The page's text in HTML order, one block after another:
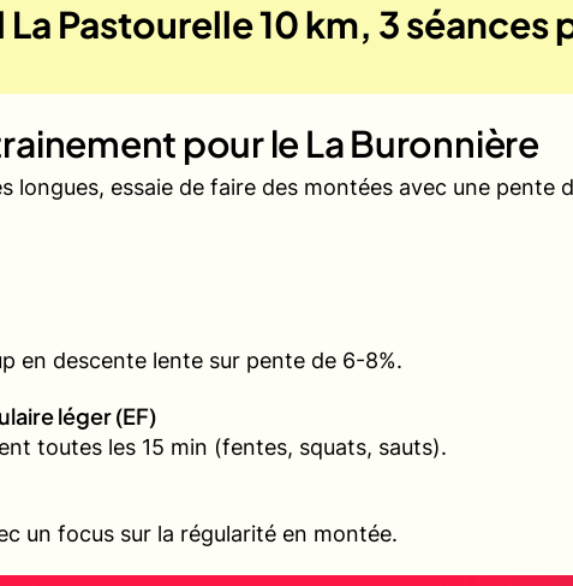
Pastourelle 10 km, 3 séances
pour le La Buronnière
longues, essaie de faire des montées avec une pente
en descente lente sur pente de 6-8%.
léger (EF)
toutes les 15 min (fentes, squats, sauts).
un focus sur la régularité en montée.